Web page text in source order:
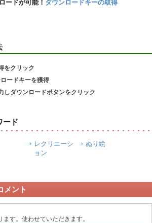
ードが可能！ ダウンロードキーの取得
をクリック
ードキーを獲得
しダウンロードボタンをクリック
ード
レクリエーシ
ョン
ぬり絵
ント
す。使わせていただきます。